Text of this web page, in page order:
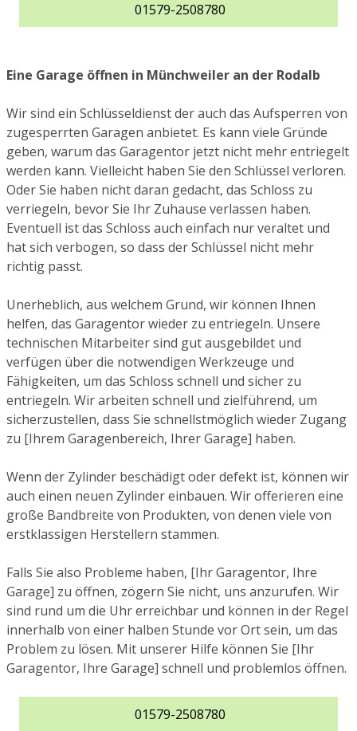
01579-2508780
Eine Garage öffnen in Münchweiler an der Rodalb
Wir sind ein Schlüsseldienst der auch das Aufsperren von
zugesperrten Garagen anbietet. Es kann viele Gründe
geben, warum das Garagentor jetzt nicht mehr entriegelt
werden kann. Vielleicht haben Sie den Schlüssel verloren.
Oder Sie haben nicht daran gedacht, das Schloss zu
verriegeln, bevor Sie Ihr Zuhause verlassen haben.
Eventuell ist das Schloss auch einfach nur veraltet und
hat sich verbogen, so dass der Schlüssel nicht mehr
richtig passt.
Unerheblich, aus welchem Grund, wir können Ihnen
helfen, das Garagentor wieder zu entriegeln. Unsere
technischen Mitarbeiter sind gut ausgebildet und
verfügen über die notwendigen Werkzeuge und
Fähigkeiten, um das Schloss schnell und sicher zu
entriegeln. Wir arbeiten schnell und zielführend, um
sicherzustellen, dass Sie schnellstmöglich wieder Zugang
zu [Ihrem Garagenbereich, Ihrer Garage] haben.
Wenn der Zylinder beschädigt oder defekt ist, können wir
auch einen neuen Zylinder einbauen. Wir offerieren eine
große Bandbreite von Produkten, von denen viele von
erstklassigen Herstellern stammen.
Falls Sie also Probleme haben, [Ihr Garagentor, Ihre
Garage] zu öffnen, zögern Sie nicht, uns anzurufen. Wir
sind rund um die Uhr erreichbar und können in der Regel
innerhalb von einer halben Stunde vor Ort sein, um das
Problem zu lösen. Mit unserer Hilfe können Sie [Ihr
Garagentor, Ihre Garage] schnell und problemlos öffnen.
01579-2508780